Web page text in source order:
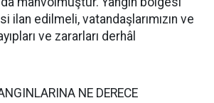
ilan edilmeli, vatandaşlarımızın ve
ve zararları derhâl
NE DERECE